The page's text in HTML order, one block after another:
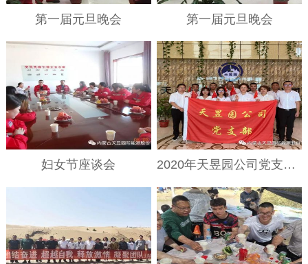
第一届元旦晚会 第一届元旦晚会
妇女节座谈会 2020年天昱园公司党支部七·一活动